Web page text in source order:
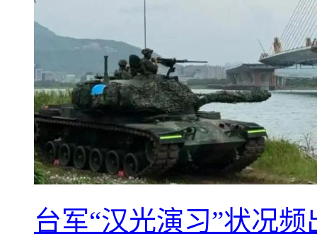
台军“汉光演习”状况